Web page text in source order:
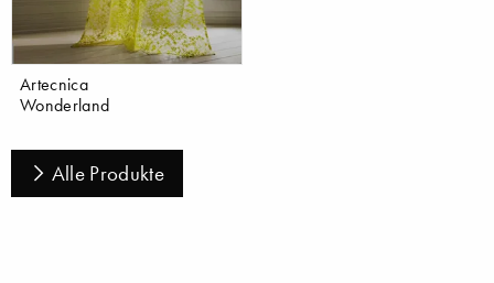
Artecnica
Wonderland
Alle Produkte